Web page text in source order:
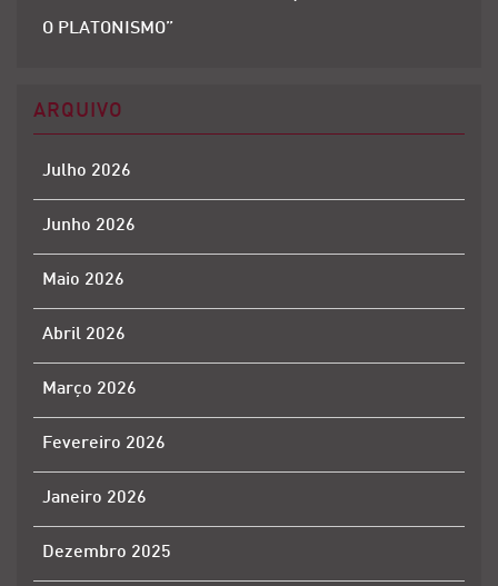
O PLATONISMO”
ARQUIVO
Julho 2026
Junho 2026
Maio 2026
Abril 2026
Março 2026
Fevereiro 2026
Janeiro 2026
Dezembro 2025